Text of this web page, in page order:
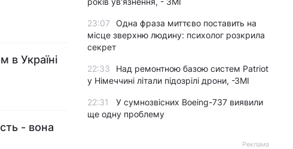
в Україні
- вона
23:07
Одна фраза миттєво поставить на
місце зверхню людину: психолог розкрила
секрет
22:33
Над ремонтною базою систем Patriot
у Німеччині літали підозрілі дрони, -ЗМІ
22:31
У сумнозвісних Boeing-737 виявили
ще одну проблему
Реклама